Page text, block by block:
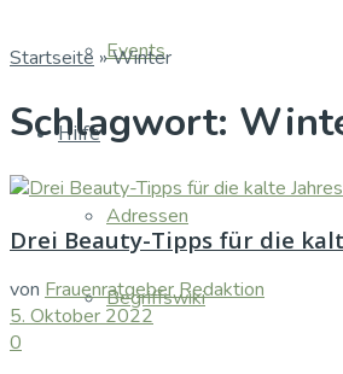
Events
Hilfe
Adressen
Begriffswiki
Startseite »Winter
Schlagwort:
Drei Beauty-Tipps für die
von Frauenratgeber Redaktion
5. Oktober 2022
0